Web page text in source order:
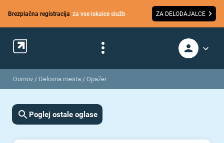
Brezplačna registracija za vse iskalce služb ZA DELODAJALCE
Domov / Delovna mesta / Opažer
Poglej ostale oglase